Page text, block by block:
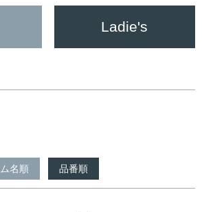
Ladie's
名順 品番順